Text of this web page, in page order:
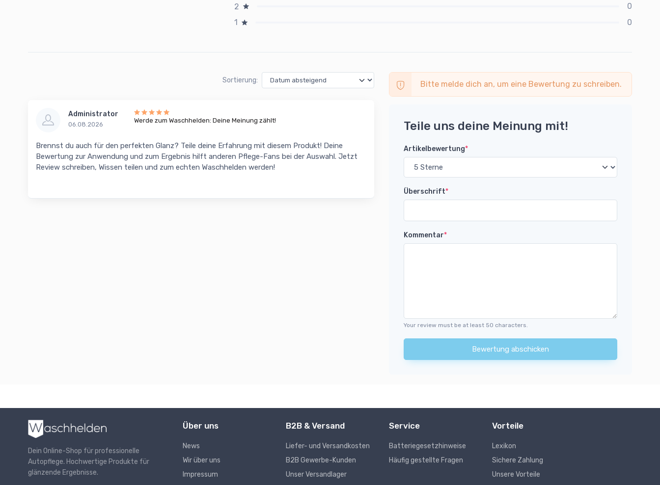
2
0
1
0
Sortierung:
Administrator
06.08.2026
Werde zum Waschhelden: Deine Meinung zählt!
Brennst du auch für den perfekten Glanz? Teile deine Erfahrung mit diesem Produkt! Deine
Bewertung zur Anwendung und zum Ergebnis hilft anderen Pflege-Fans bei der Auswahl. Jetzt
Review schreiben, Wissen teilen und zum echten Waschhelden werden!
Bitte melde dich an, um eine Bewertung zu schreiben.
Teile uns deine Meinung mit!
Artikelbewertung*
Überschrift*
Kommentar*
Your review must be at least 50 characters.
Bewertung abschicken
Dein Online-Shop für professionelle
Autopflege. Hochwertige Produkte für
glänzende Ergebnisse.
Über uns
News
Wir über uns
Impressum
B2B & Versand
Liefer- und Versandkosten
B2B Gewerbe-Kunden
Unser Versandlager
Service
Batteriegesetzhinweise
Häufig gestellte Fragen
Vorteile
Lexikon
Sichere Zahlung
Unsere Vorteile